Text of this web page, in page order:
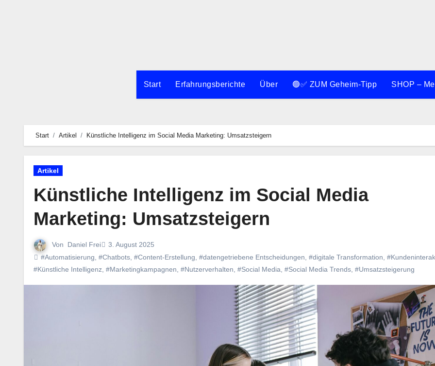
Start Erfahrungsberichte Über 🟢✅ ZUM Geheim-Tipp SHOP –
Start Artikel Künstliche Intelligenz im Social Media Marketing: Umsatzsteigern
Artikel
Künstliche Intelligenz im Social Media
Marketing: Umsatzsteigern
Von Daniel Frei
3. August 2025
#Automatisierung #Chatbots #Content-Erstellung #datengetriebene Entscheidungen #digitale Transformation
#Künstliche Intelligenz #Marketingkampagnen #Nutzerverhalten #Social Media #Social Media Trends #Umsatzsteigerung